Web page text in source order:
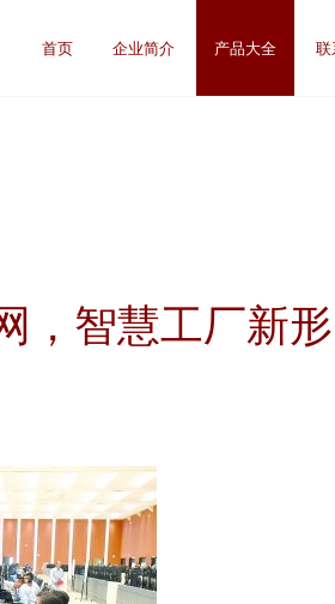
首页 企业简介 产品大全 联
，智慧工厂新形